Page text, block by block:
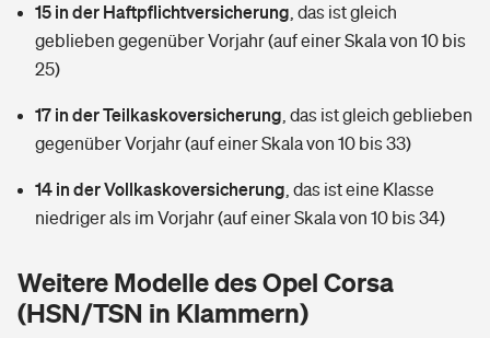
Wer versichert was: Jetzt Versicherer finden
Sie haben Fragen?
Mietkautionsversicherung
Restkreditversicherung
Hochwasser-Check: Wie gefährdet ist Ihr Haus?
Kinderinvalidität
Hundehalter-Haftpflicht
Private Cyberversicherung
Tierkrankenversicherung
Zur Übersicht
Tools
Wer versichert was: Jetzt Versicherer finden
Sie haben Fragen?
Rentenrechner: Wie viel Geld bekomme ich im Alter?
15 in der Haftpflichtversicherung das ist gleich
geblieben gegenüber Vorjahr (auf einer Skala von 10 bis
25)
17 in der Teilkaskoversicherung das ist gleich geblieben
gegenüber Vorjahr (auf einer Skala von 10 bis 33)
14 in der Vollkaskoversicherung das ist eine Klasse
niedriger als im Vorjahr (auf einer Skala von 10 bis 34)
Weitere Modelle des Opel Corsa
(HSN/TSN in Klammern)